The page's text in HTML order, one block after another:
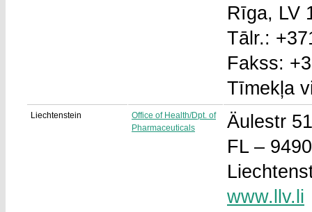
Rīga, LV
Tālr.:
Fakss:
Tīmekļa
Liechtenstein
Office of Health/Dpt. of
Pharmaceuticals
Äulestr
FL –
www.llv.li